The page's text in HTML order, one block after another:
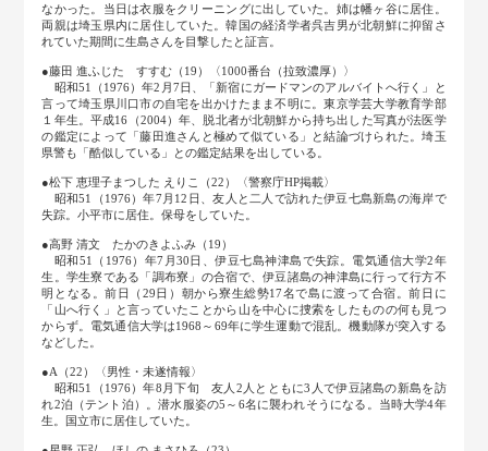
なかった。当日は衣服をクリーニングに出していた。姉は幡ヶ谷に居住。
両親は埼玉県内に居住していた。韓国の経済学者呉吉男が北朝鮮に抑留さ
れていた期間に生島さんを目撃したと証言。
●藤田 進ふじた すすむ（19）〈1000番台（拉致濃厚）〉
昭和51（1976）年2月7日、「新宿にガードマンのアルバイトへ行く」と
言って埼玉県川口市の自宅を出かけたまま不明に。東京学芸大学教育学部
１年生。平成16（2004）年、脱北者が北朝鮮から持ち出した写真が法医学
の鑑定によって「藤田進さんと極めて似ている」と結論づけられた。埼玉
県警も「酷似している」との鑑定結果を出している。
●松下 恵理子まつした えりこ（22）〈警察庁HP掲載〉
昭和51（1976）年7月12日、友人と二人で訪れた伊豆七島新島の海岸で
失踪。小平市に居住。保母をしていた。
●高野 清文 たかのきよふみ（19）
昭和51（1976）年7月30日、伊豆七島神津島で失踪。電気通信大学2年
生。学生寮である「調布寮」の合宿で、伊豆諸島の神津島に行って行方不
明となる。前日（29日）朝から寮生総勢17名で島に渡って合宿。前日に
「山へ行く」と言っていたことから山を中心に捜索をしたものの何も見つ
からず。電気通信大学は1968～69年に学生運動で混乱。機動隊が突入する
などした。
●A（22）〈男性・未遂情報〉
昭和51（1976）年8月下旬 友人2人とともに3人で伊豆諸島の新島を訪
れ2泊（テント泊）。潜水服姿の5～6名に襲われそうになる。当時大学4年
生。国立市に居住していた。